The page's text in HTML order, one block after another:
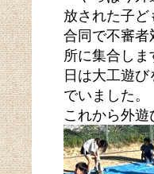
放された子
合同で不審者
所に集合し
日は大工遊
でいました。
これから外